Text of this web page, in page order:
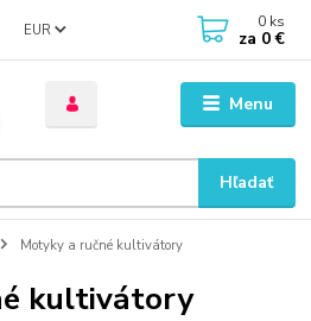
Menu
EUR
Hľadať
0 ks
za 0 €
Motyky a ručné kultivátory
kultivátory